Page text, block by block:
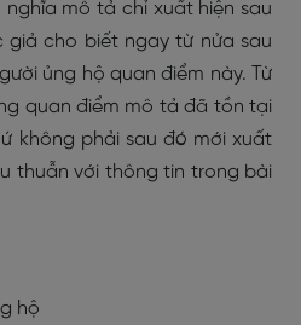
mô tả chỉ xuất hiện sau
giả cho biết ngay từ nửa sau
ủng hộ quan điểm này. Từ
quan điểm mô tả đã tồn tại
không phải sau đó mới xuất
thuẫn với thông tin trong bài
hộ